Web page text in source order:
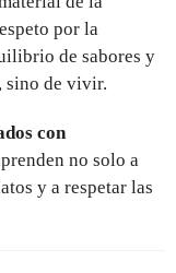
por la
de sabores y
sino de vivir.
con
no solo a
y a respetar las